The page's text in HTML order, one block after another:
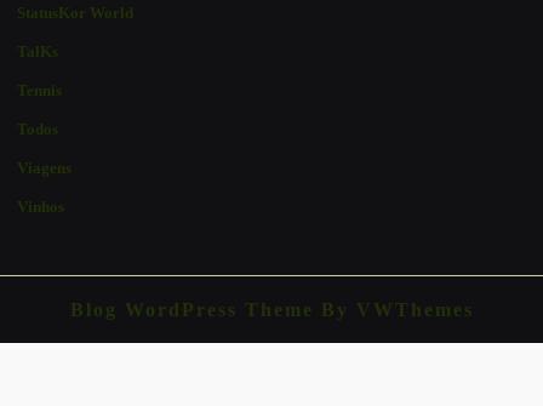
StatusKor World
TalKs
Tennis
Todos
Viagens
Vinhos
Blog WordPress Theme By VWThemes